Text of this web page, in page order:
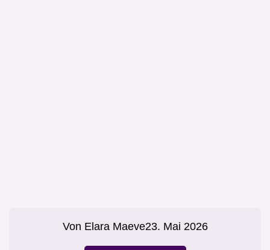
Von Elara Maeve23. Mai 2026